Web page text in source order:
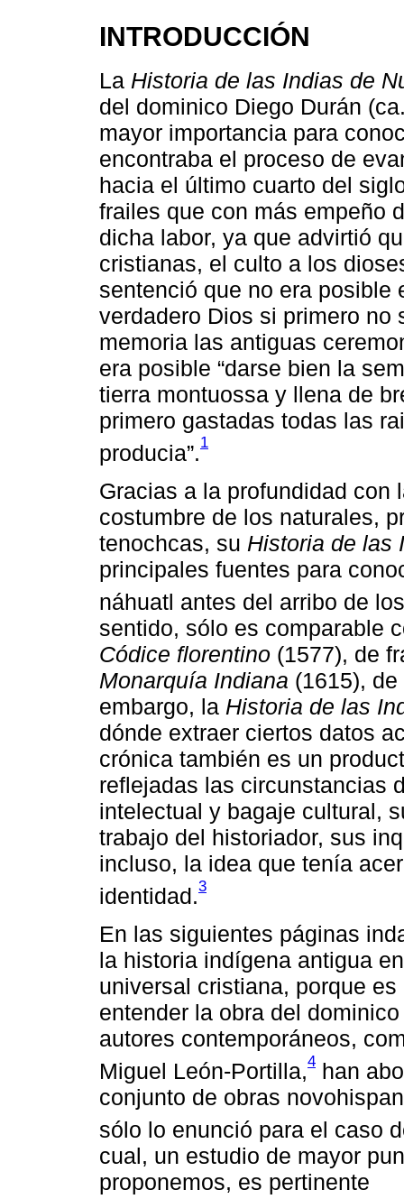
INTRODUCCIÓN
La Historia de las Indias de
del dominico Diego Durán
mayor importancia para
encontraba el proceso de
hacia el último cuarto del
frailes que con más empeño
dicha labor, ya que advirtió
cristianas, el culto a los
sentenció que no era posible
verdadero Dios si primero no
memoria las antiguas
era posible “darse bien la
tierra montuossa y llena de
primero gastadas todas las
producia”.1
Gracias a la profundidad con
costumbre de los naturales,
tenochcas, su Historia de las
principales fuentes para
náhuatl antes del arribo de
sentido, sólo es comparable
Códice florentino (1577), de
Monarquía Indiana (1615),
embargo, la Historia de las
dónde extraer ciertos datos
crónica también es un
reflejadas las circunstancias
intelectual y bagaje cultural,
trabajo del historiador, sus
incluso, la idea que tenía
identidad.3
En las siguientes páginas
la historia indígena antigua
universal cristiana, porque
entender la obra del
autores contemporáneos,
Miguel León-Portilla,4 han
conjunto de obras
sólo lo enunció para el caso
cual, un estudio de mayor
proponemos, es pertinente